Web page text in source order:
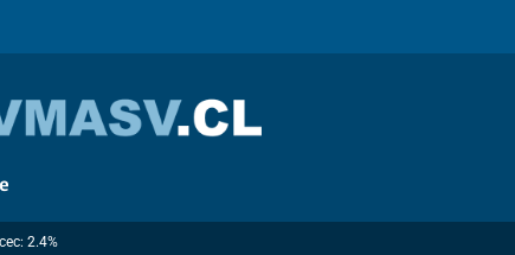
2.4%